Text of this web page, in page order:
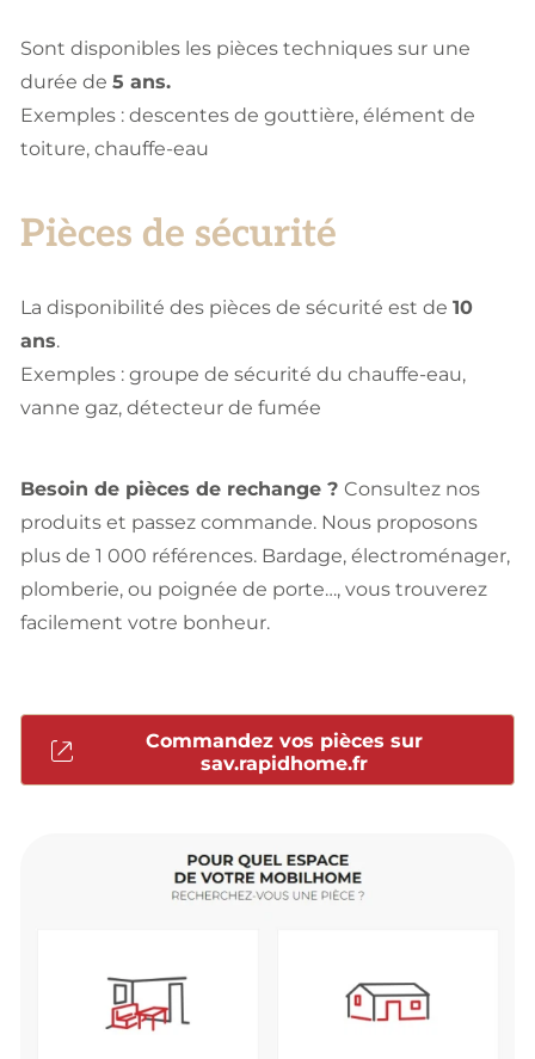
Sont disponibles les pièces techniques sur une
durée de 5 ans.
Exemples : descentes de gouttière, élément de
toiture, chauffe-eau
Pièces de sécurité
La disponibilité des pièces de sécurité est de 10
ans.
Exemples : groupe de sécurité du chauffe-eau,
vanne gaz, détecteur de fumée
Besoin de pièces de rechange ? Consultez nos
produits et passez commande. Nous proposons
plus de 1 000 références. Bardage, électroménager,
plomberie, ou poignée de porte…, vous trouverez
facilement votre bonheur.
Commandez vos pièces sur
sav.rapidhome.fr